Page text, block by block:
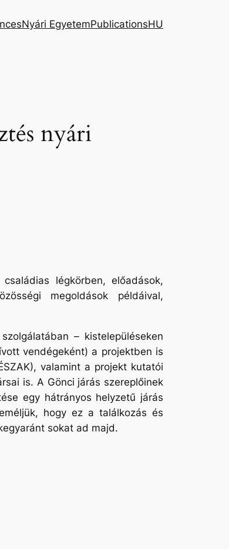
Nyári EgyetemPublicationsHU
nyári
légkörben, előadások,
megoldások példáival,
– kistelepüléseken
vendégeként) a projektben is
valamint a projekt kutatói
is. A Gönci járás szereplőinek
egy hátrányos helyzetű járás
hogy ez a találkozás és
sokat ad majd.